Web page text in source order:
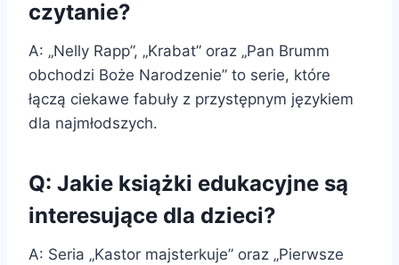
czytanie?
A: „Nelly Rapp”, „Krabat” oraz „Pan Brumm
obchodzi Boże Narodzenie” to serie, które
łączą ciekawe fabuły z przystępnym językiem
dla najmłodszych.
Q: Jakie książki edukacyjne są
interesujące dla dzieci?
A: Seria „Kastor majsterkuje” oraz „Pierwsze